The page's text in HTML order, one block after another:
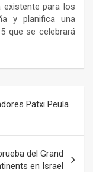
para los
y planifica una
que se celebrará
Patxi Peula
del Grand
en Israel